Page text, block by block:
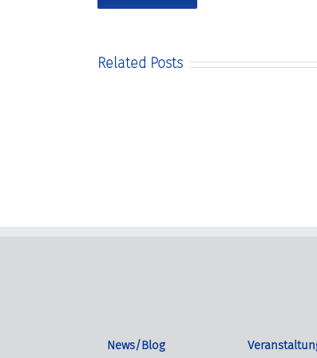
Related Posts
News/Blog